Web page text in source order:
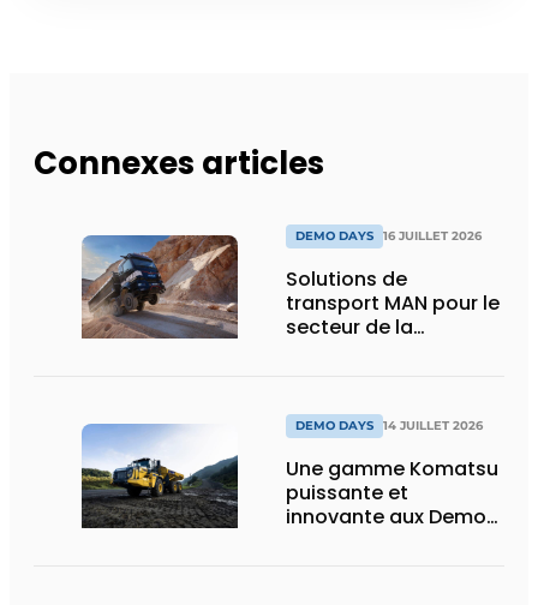
Connexes articles
DEMO DAYS 16 JUILLET 2026
Solutions de
transport MAN pour le
secteur de la
DEMO DAYS 14 JUILLET 2026
Une gamme Komatsu
puissante et
innovante aux Demo